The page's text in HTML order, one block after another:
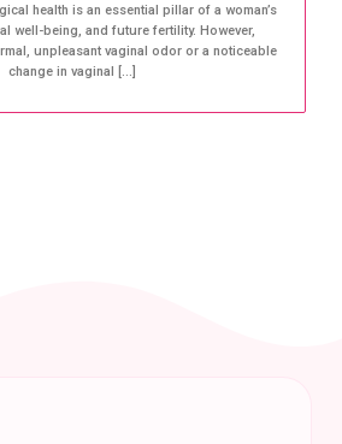
health is an essential pillar of a woman’s
well-being, and future fertility. However,
unpleasant vaginal odor or a noticeable
change in vaginal [...]